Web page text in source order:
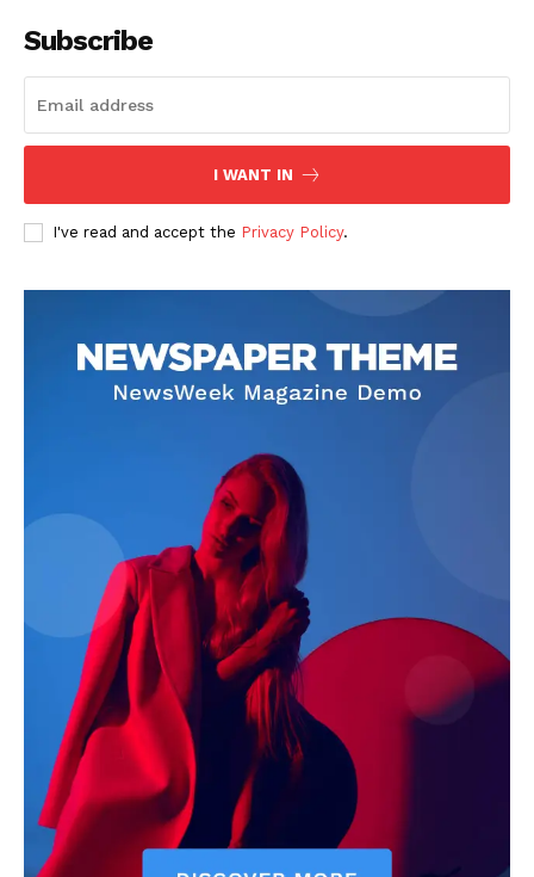
Subscribe
I WANT IN
I've read and accept the Privacy Policy.